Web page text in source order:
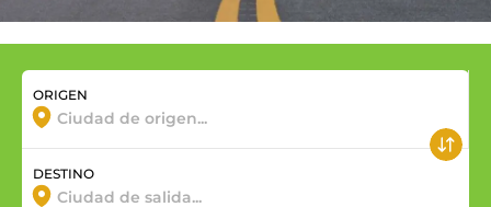
ORIGEN
DESTINO